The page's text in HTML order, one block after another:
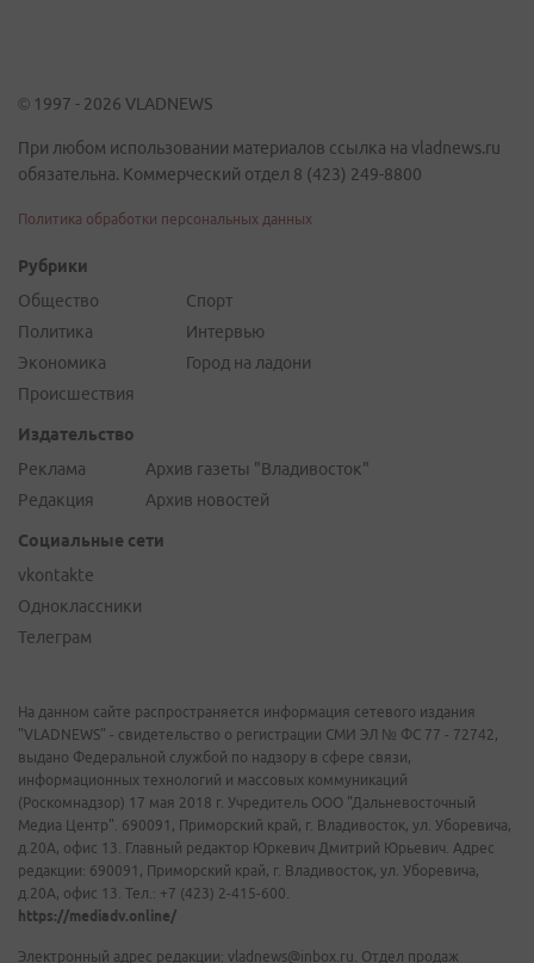
© 1997 - 2026 VLADNEWS
При любом использовании материалов ссылка на vladnews.ru
обязательна. Коммерческий отдел 8 (423) 249-8800
Политика обработки персональных данных
Рубрики
Общество
Политика
Экономика
Происшествия
Спорт
Интервью
Город на ладони
Издательство
Реклама
Редакция
Архив газеты "Владивосток"
Архив новостей
Социальные сети
vkontakte
Одноклассники
Телеграм
На данном сайте распространяется информация сетевого издания
"VLADNEWS" - свидетельство о регистрации СМИ ЭЛ № ФС 77 - 72742,
выдано Федеральной службой по надзору в сфере связи,
информационных технологий и массовых коммуникаций
(Роскомнадзор) 17 мая 2018 г. Учредитель ООО "Дальневосточный
Медиа Центр". 690091, Приморский край, г. Владивосток, ул. Уборевича,
д.20А, офис 13. Главный редактор Юркевич Дмитрий Юрьевич. Адрес
редакции: 690091, Приморский край, г. Владивосток, ул. Уборевича,
д.20А, офис 13. Тел.: +7 (423) 2-415-600.
https://mediadv.online/
Электронный адрес редакции: vladnews@inbox.ru. Отдел продаж